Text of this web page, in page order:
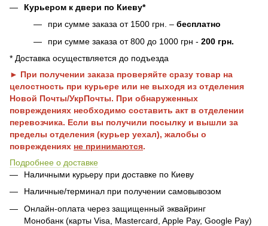
Курьером к двери по Киеву*
при сумме заказа от 1500 грн. – бесплатно
при сумме заказа от 800 до 1000 грн - 200 грн.
* Доставка осуществляется до подъезда
► При получении заказа проверяйте сразу товар на
целостность при курьере или не выходя из отделения
Новой Почты/УкрПочты. При обнаруженных
повреждениях необходимо составить акт в отделении
перевозчика. Если вы получили посылку и вышли за
пределы отделения (курьер уехал), жалобы о
повреждениях не принимаются.
Подробнее о доставке
Наличными курьеру при доставке по Киеву
Наличные/терминал при получении самовывозом
Онлайн-оплата через защищенный эквайринг
Монобанк (карты Visa, Mastercard, Apple Pay, Google Pay)